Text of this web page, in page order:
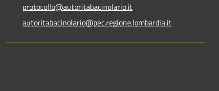
protocollo@autoritabacinolario.it
autoritabacinolario@pec.regione.lombardia.it